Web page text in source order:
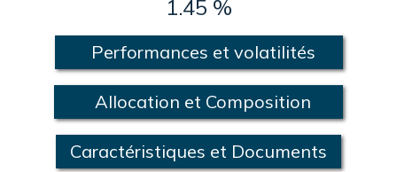
1.45 %
Performances et volatilités
Allocation et Composition
Caractéristiques et Documents